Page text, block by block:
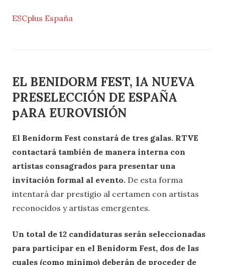
ESCplus España
EL BENIDORM FEST, lA NUEVA
PRESELECCIÓN DE ESPAÑA
pARA EUROVISIÓN
El Benidorm Fest constará de tres galas. RTVE
contactará también de manera interna con
artistas consagrados para presentar una
invitación formal al evento. De esta forma
intentará dar prestigio al certamen con artistas
reconocidos y artistas emergentes.
Un total de 12 candidaturas serán seleccionadas
para participar en el Benidorm Fest, dos de las
cuales (como mínimo) deberán de proceder de